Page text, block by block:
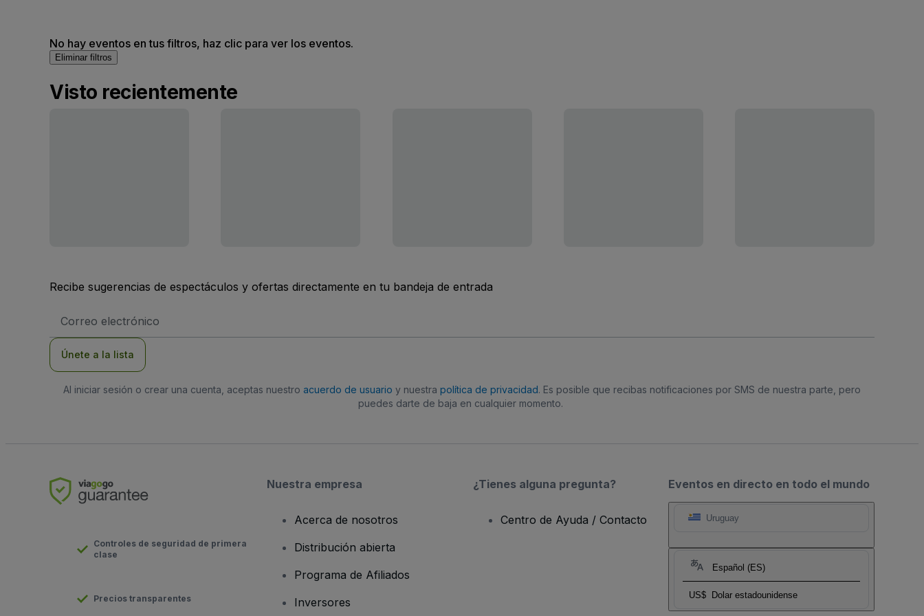
No hay eventos en tus filtros, haz clic para ver los eventos.
Eliminar filtros
Visto recientemente
Recibe sugerencias de espectáculos y ofertas directamente en tu bandeja de entrada
de
Únete a la lista
Al iniciar sesión o crear una cuenta, aceptas nuestro acuerdo de usuario y nuestra política de privacidad. Es posible que recibas notificaciones por SMS de nuestra parte, pero
puedes darte de baja en cualquier momento.
Eventos en directo en todo el mundo
Uruguay
Español (ES)
US$ Dolar estadounidense
Controles de seguridad de primera
clase
Precios transparentes
Nuestra empresa
Acerca de nosotros
Distribución abierta
Programa de Afiliados
Inversores
¿Tienes alguna pregunta?
Centro de Ayuda / Contacto